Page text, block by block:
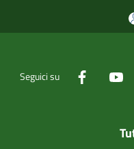
Seguici su